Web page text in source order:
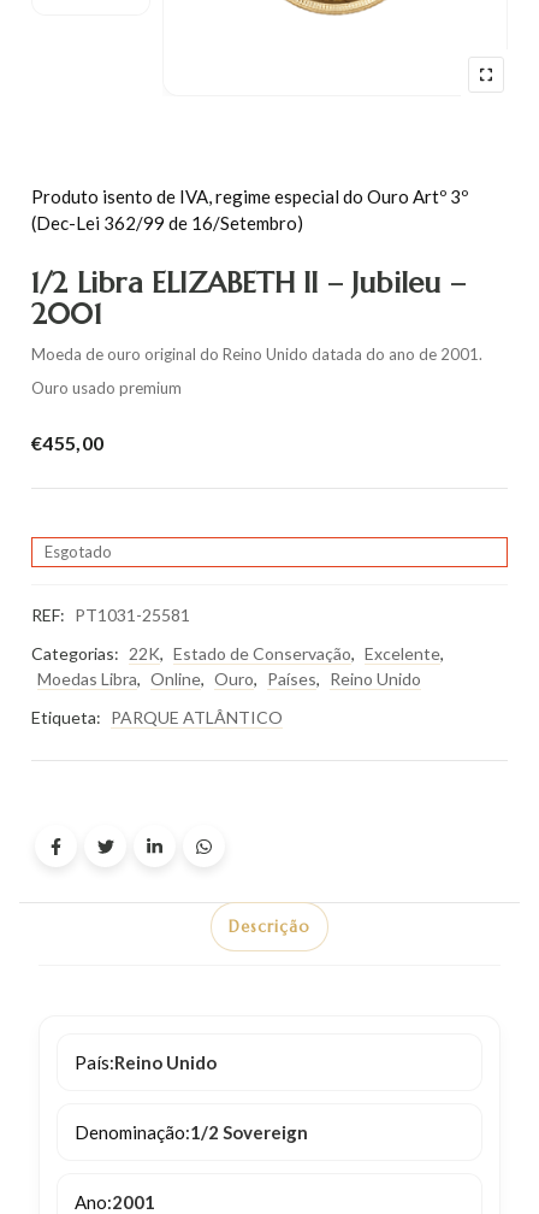
1/2 Libra ELIZABETH II – Jubileu –
2001
Moeda de ouro original do Reino Unido datada do ano de 2001.
Ouro usado premium
€455,00
Esgotado
Produto isento de IVA, regime especial do Ouro Artº 3º
(Dec-Lei 362/99 de 16/Setembro)
REF: PT1031-25581
Categorias: 22K, Estado de Conservação, Excelente,
Moedas Libra, Online, Ouro, Países, Reino Unido
Etiqueta: PARQUE ATLÂNTICO
Descrição
País:Reino Unido
Denominação:1/2 Sovereign
Ano:2001